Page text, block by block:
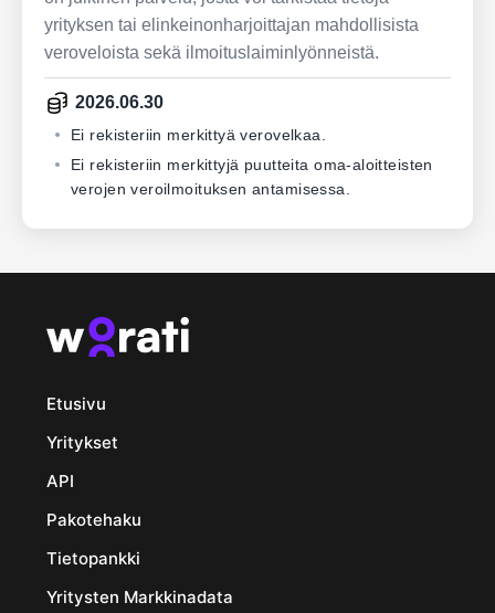
yrityksen tai elinkeinonharjoittajan mahdollisista
veroveloista sekä ilmoituslaiminlyönneistä.
2026.06.30
Ei rekisteriin merkittyä verovelkaa.
Ei rekisteriin merkittyjä puutteita oma-aloitteisten
verojen veroilmoituksen antamisessa.
Etusivu
Yritykset
API
Pakotehaku
Tietopankki
Yritysten Markkinadata